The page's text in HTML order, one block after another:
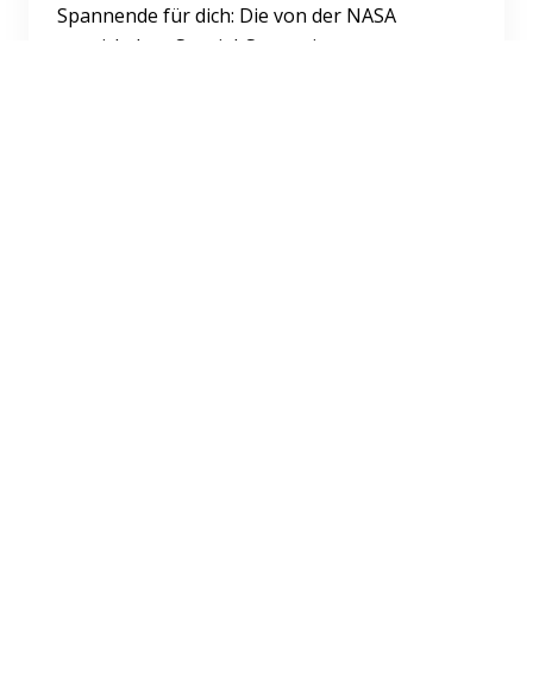
Spannende für dich: Die von der NASA
entwickelten Spezial-Strategien...